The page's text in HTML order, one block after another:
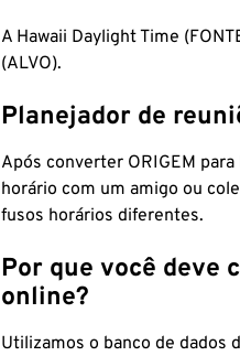
A Hawaii Daylight Time
(ALVO).
Planejador de
Após converter ORIGEM
horário com um amigo ou
fusos horários diferentes.
Por que você deve
online?
Utilizamos o banco de dados